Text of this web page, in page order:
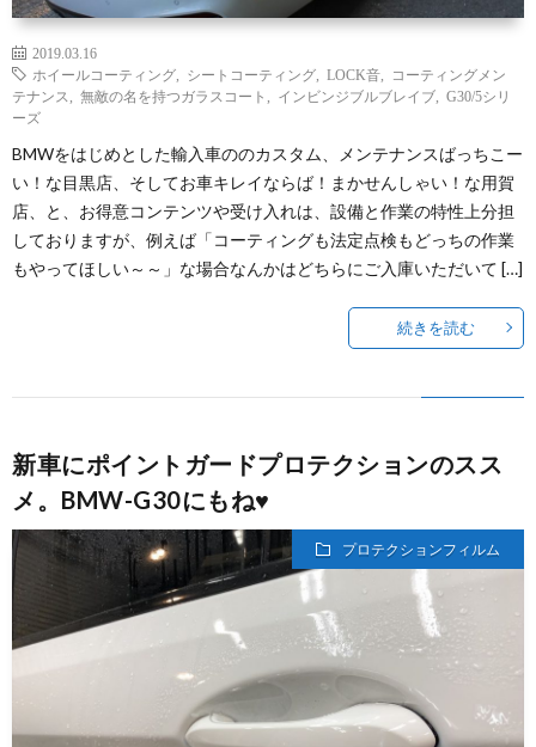
2019.03.16
ホイールコーティング
シートコーティング LOCK音
コーティングメン
テナンス
無敵の名を持つガラスコート インビンジブルブレイブ
G30/5シリ
ーズ
BMWをはじめとした輸入車ののカスタム、メンテナンスばっちこー
い！な目黒店、そしてお車キレイならば！まかせんしゃい！な用賀
店、と、お得意コンテンツや受け入れは、設備と作業の特性上分担
しておりますが、例えば「コーティングも法定点検もどっちの作業
もやってほしい～～」な場合なんかはどちらにご入庫いただいて […]
続きを読む
新車にポイントガードプロテクションのスス
メ。BMW-G30にもね♥
プロテクションフィルム